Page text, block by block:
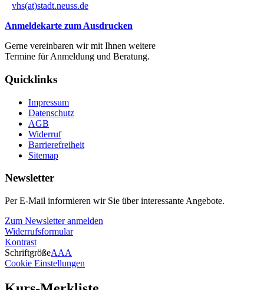
vhs(at)stadt.neuss.de
Anmeldekarte zum Ausdrucken
Gerne vereinbaren wir mit Ihnen weitere
Termine für Anmeldung und Beratung.
Quicklinks
Impressum
Datenschutz
AGB
Widerruf
Barrierefreiheit
Sitemap
Newsletter
Per E-Mail informieren wir Sie über interessante Angebote.
Zum Newsletter anmelden
Widerrufsformular
Kontrast
SchriftgrößeAAA
Cookie Einstellungen